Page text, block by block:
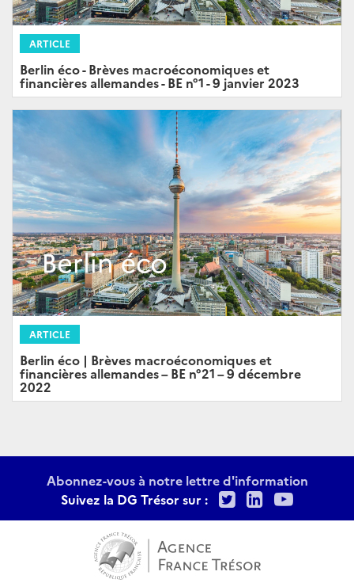
ARTICLE
Berlin éco - Brèves macroéconomiques et
financières allemandes - BE n°1 - 9 janvier 2023
ARTICLE
Berlin éco | Brèves macroéconomiques et
financières allemandes – BE n°21 – 9 décembre
2022
Abonnez-vous à notre lettre d'information
Suivez la DG Trésor sur :
TwitterLinkedIn